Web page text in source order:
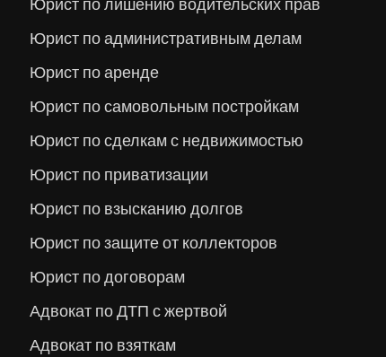
Юрист по лишению водительских прав
Юрист по административным делам
Юрист по аренде
Юрист по самовольным постройкам
Юрист по сделкам с недвижимостью
Юрист по приватизации
Юрист по взысканию долгов
Юрист по защите от коллекторов
Юрист по договорам
Адвокат по ДТП с жертвой
Адвокат по взяткам